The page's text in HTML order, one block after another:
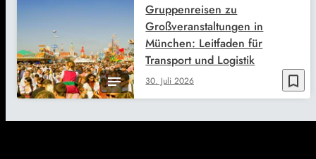
bookmark_border
30. Juli 2026
Gruppenreisen zu
Großveranstaltungen in
München: Leitfaden für
Transport und Logistik